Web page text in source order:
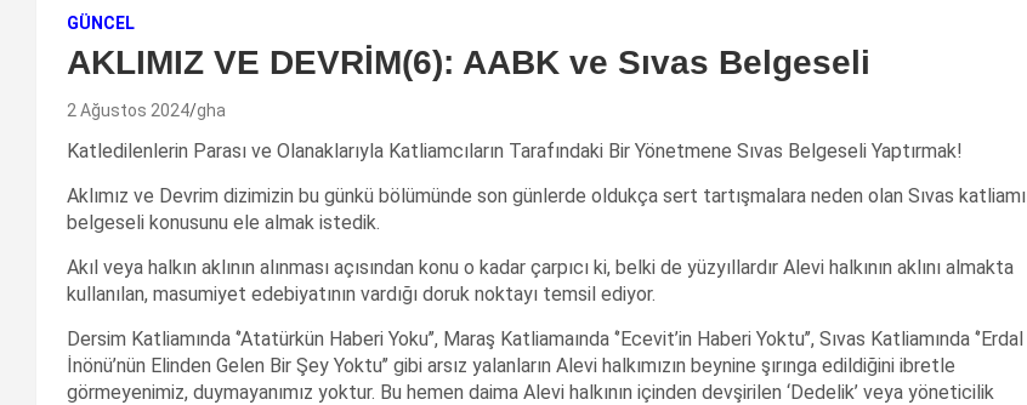
GÜNCEL
AKLIMIZ VE DEVRİM(6): AABK ve Sıvas Belgeseli
2 Ağustos 2024 gha
Katledilenlerin Parası ve Olanaklarıyla Katliamcıların Tarafındaki Bir Yönetmene Sıvas Belgeseli Yaptırmak!
Aklımız ve Devrim dizimizin bu günkü bölümünde son günlerde oldukça sert tartışmalara neden olan Sıvas katliamı
belgeseli konusunu ele almak istedik.
Akıl veya halkın aklının alınması açısından konu o kadar çarpıcı ki, belki de yüzyıllardır Alevi halkının aklını almakta
kullanılan, masumiyet edebiyatının vardığı doruk noktayı temsil ediyor.
Dersim Katliamında ‘’Atatürkün Haberi Yoku’’, Maraş Katliamaında ‘’Ecevit’in Haberi Yoktu’’, Sıvas Katliamında ‘’Erdal
İnönü’nün Elinden Gelen Bir Şey Yoktu’’ gibi arsız yalanların Alevi halkımızın beynine şırınga edildiğini ibretle
görmeyenimiz, duymayanımız yoktur. Bu hemen daima Alevi halkının içinden devşirilen ‘Dedelik’ veya yöneticilik